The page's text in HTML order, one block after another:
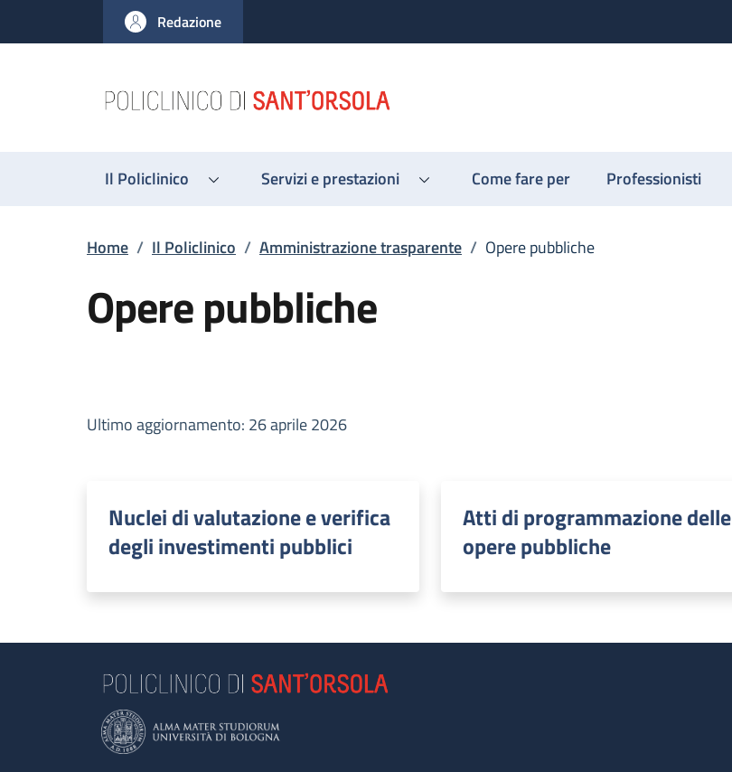
al contenuto principale
to footer content
Redazione
Il Policlinico Servizi e prestazioni Come fare per Professionisti
Briciole di pane
Home / Il Policlinico / Amministrazione trasparente / Opere pubbliche
Opere pubbliche
Ultimo aggiornamento: 26 aprile 2026
Nuclei di valutazione e verifica
degli investimenti pubblici
Atti di programmazione delle
opere pubbliche